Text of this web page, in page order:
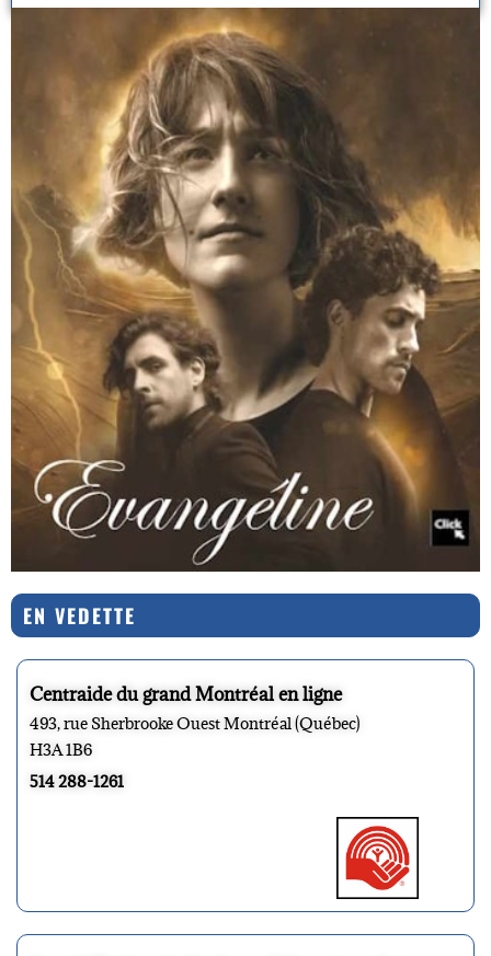
EN VEDETTE
Centraide du grand Montréal en ligne
493, rue Sherbrooke Ouest Montréal (Québec)
H3A 1B6
514 288-1261